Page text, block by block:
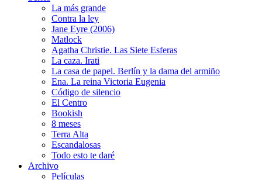
La más grande
Contra la ley
Jane Eyre (2006)
Matlock
Agatha Christie. Las Siete Esferas
La caza. Irati
La casa de papel. Berlín y la dama del armiño
Ena. La reina Victoria Eugenia
Código de silencio
El Centro
Bookish
8 meses
Terra Alta
Escandalosas
Todo esto te daré
Archivo
Películas